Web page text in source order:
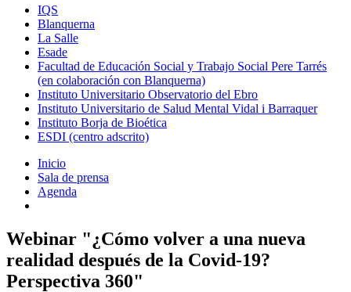
IQS
Blanquerna
La Salle
Esade
Facultad de Educación Social y Trabajo Social Pere Tarrés
(en colaboración con Blanquerna)
Instituto Universitario Observatorio del Ebro
Instituto Universitario de Salud Mental Vidal i Barraquer
Instituto Borja de Bioética
ESDI (centro adscrito)
Inicio
Sala de prensa
Agenda
Webinar "¿Cómo volver a una nueva
realidad después de la Covid-19?
Perspectiva 360"